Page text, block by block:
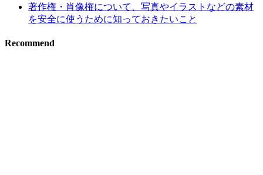
著作権・肖像権について、写真やイラストなどの素材
を安全に使うために知っておきたいこと
Recommend